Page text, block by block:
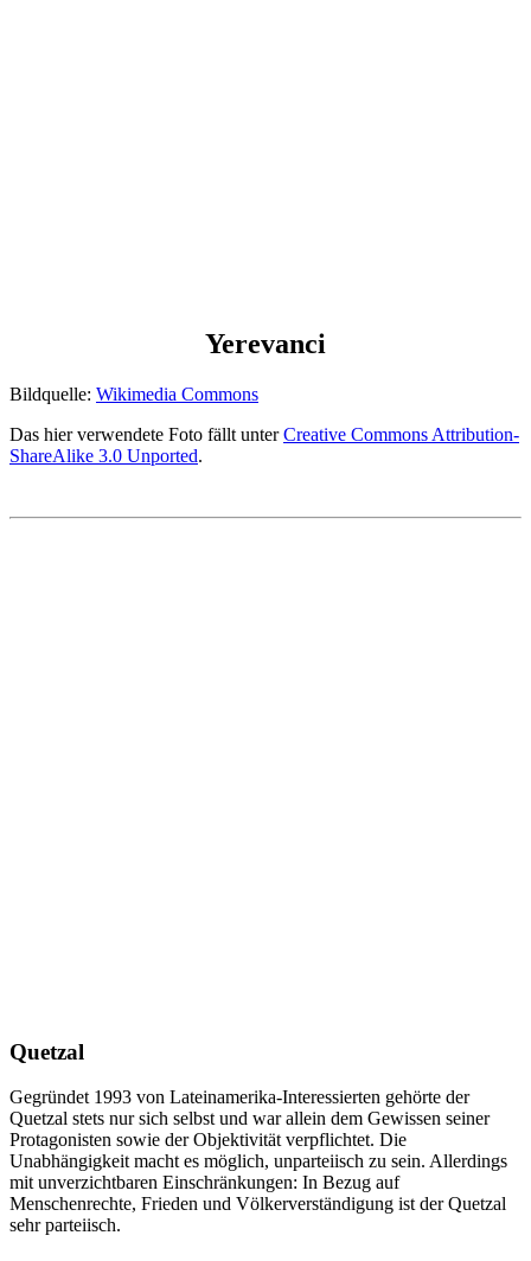
Yerevanci
Bildquelle: Wikimedia Commons
Das hier verwendete Foto fällt unterCreative Commons Attribution-
ShareAlike 3.0 Unported.
Quetzal
Gegründet 1993 von Lateinamerika-Interessierten gehörte der
Quetzal stets nur sich selbst und war allein dem Gewissen seiner
Protagonisten sowie der Objektivität verpflichtet. Die
Unabhängigkeit macht es möglich, unparteiisch zu sein. Allerdings
mit unverzichtbaren Einschränkungen: In Bezug auf
Menschenrechte, Frieden und Völkerverständigung ist der Quetzal
sehr parteiisch.